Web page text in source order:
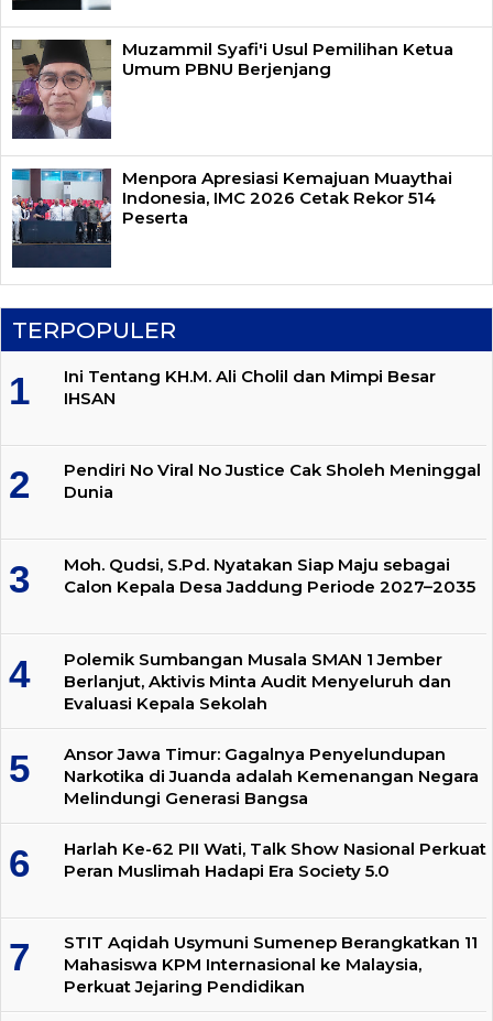
Muzammil Syafi'i Usul Pemilihan Ketua
Umum PBNU Berjenjang
Menpora Apresiasi Kemajuan Muaythai
Indonesia, IMC 2026 Cetak Rekor 514
Peserta
TERPOPULER
Ini Tentang KH.M. Ali Cholil dan Mimpi Besar
IHSAN
Pendiri No Viral No Justice Cak Sholeh Meninggal
Dunia
Moh. Qudsi, S.Pd. Nyatakan Siap Maju sebagai
Calon Kepala Desa Jaddung Periode 2027–2035
Polemik Sumbangan Musala SMAN 1 Jember
Berlanjut, Aktivis Minta Audit Menyeluruh dan
Evaluasi Kepala Sekolah
Ansor Jawa Timur: Gagalnya Penyelundupan
Narkotika di Juanda adalah Kemenangan Negara
Melindungi Generasi Bangsa
Harlah Ke-62 PII Wati, Talk Show Nasional Perkuat
Peran Muslimah Hadapi Era Society 5.0
STIT Aqidah Usymuni Sumenep Berangkatkan 11
Mahasiswa KPM Internasional ke Malaysia,
Perkuat Jejaring Pendidikan